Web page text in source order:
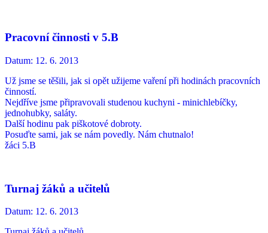
Pracovní činnosti v 5.B
Datum: 12. 6. 2013
Už jsme se těšili, jak si opět užijeme vaření při hodinách pracovních
činností.
Nejdříve jsme připravovali studenou kuchyni - minichlebíčky,
jednohubky, saláty.
Další hodinu pak piškotové dobroty.
Posuďte sami, jak se nám povedly. Nám chutnalo!
žáci 5.B
Turnaj žáků a učitelů
Datum: 12. 6. 2013